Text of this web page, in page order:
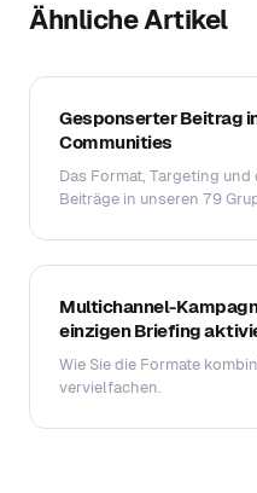
Ähnliche Artikel
Gesponserter Beitrag
Communities
Das Format, Targeting
Beiträge in unseren 79
Multichannel-
einzigen Briefing
Wie Sie die Formate
vervielfachen.